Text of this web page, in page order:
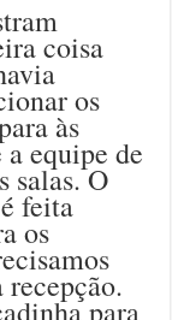
coisa
os
às
a equipe de
salas. O
feita
os
para